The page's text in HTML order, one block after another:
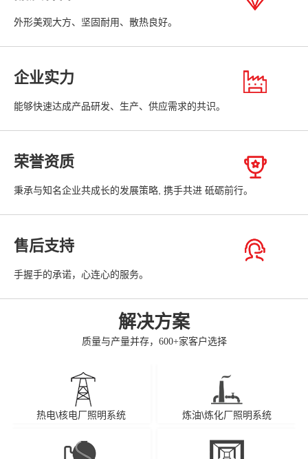
外形美观大方、坚固耐用、散热良好。
企业实力
能够快速达成产品研发、生产、供应需求的共识。
荣誉资质
秉承与知名企业共成长的发展策略, 携手共进 砥砺前行。
售后支持
手握手的承诺，心连心的服务。
解决方案
质量与产量并存，600+家客户选择
热电\核电厂照明系统 炼油\炼化厂照明系统